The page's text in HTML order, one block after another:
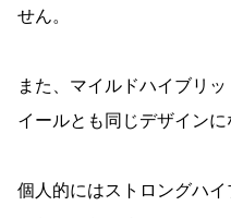
せん。
また、マイルドハイブリ
イールとも同じデザインに
個人的にはストロングハ